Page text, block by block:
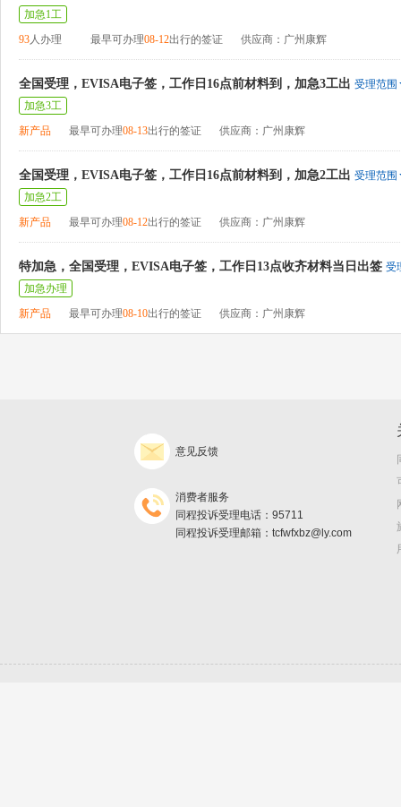
加急1工
93人办理 最早可办理08-12出行的签证 供应商：广州康辉
全国受理，EVISA电子签，工作日16点前材料到，加急3工出 受理范围
加急3工
新产品
最早可办理08-13出行的签证 供应商：广州康辉
全国受理，EVISA电子签，工作日16点前材料到，加急2工出 受理范围
加急2工
新产品
最早可办理08-12出行的签证 供应商：广州康辉
特加急，全国受理，EVISA电子签，工作日13点收齐材料当日出签 受
加急办理
新产品
最早可办理08-10出行的签证 供应商：广州康辉
意见反馈
消费者服务
同程投诉受理电话：95711
同程投诉受理邮箱：tcfwfxbz@ly.com